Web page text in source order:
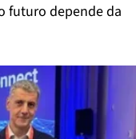
futuro depende da